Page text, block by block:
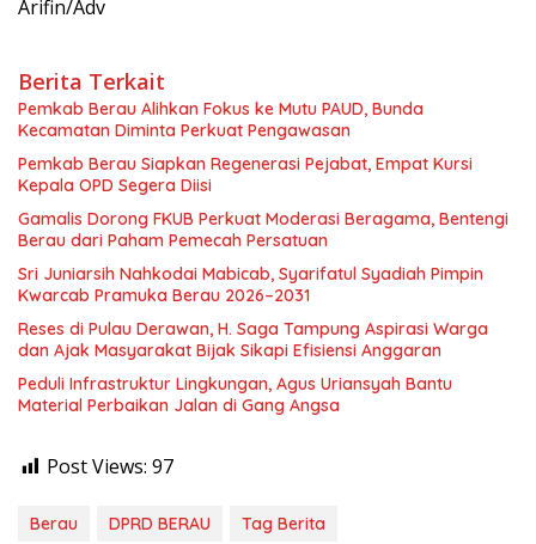
Arifin/Adv
Berita Terkait
Pemkab Berau Alihkan Fokus ke Mutu PAUD, Bunda
Kecamatan Diminta Perkuat Pengawasan
Pemkab Berau Siapkan Regenerasi Pejabat, Empat Kursi
Kepala OPD Segera Diisi
Gamalis Dorong FKUB Perkuat Moderasi Beragama, Bentengi
Berau dari Paham Pemecah Persatuan
Sri Juniarsih Nahkodai Mabicab, Syarifatul Syadiah Pimpin
Kwarcab Pramuka Berau 2026–2031
Reses di Pulau Derawan, H. Saga Tampung Aspirasi Warga
dan Ajak Masyarakat Bijak Sikapi Efisiensi Anggaran
Peduli Infrastruktur Lingkungan, Agus Uriansyah Bantu
Material Perbaikan Jalan di Gang Angsa
Post Views: 97
Berau DPRD BERAU Tag Berita